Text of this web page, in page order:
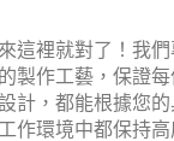
這裡就對了！我
製作工藝，保證
計，都能根據您
作環境中都保持